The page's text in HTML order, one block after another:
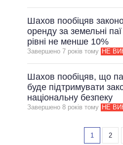
Шахов пообіцяв
оренду за земельні
рівні не менше 10%
Завершено 7 рокiв тому НЕ
Шахов пообіцяв, що
буде підтримувати
національну безпеку
Завершено 8 рокiв тому НЕ
1 2